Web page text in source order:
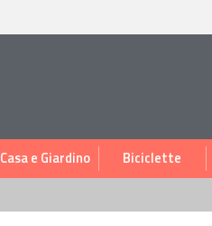
Casa e Giardino Biciclette